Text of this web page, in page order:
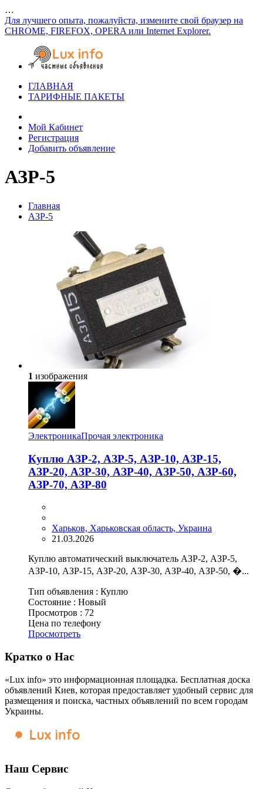
…
Для лучшего опыта, пожалуйста, измените свой браузер на
CHROME, FIREFOX, OPERA или Internet Explorer.
ГЛАВНАЯ
ТАРИФНЫЕ ПАКЕТЫ
Мой Кабинет
Регистрация
Добавить объявление
АЗР-5
Главная
АЗР-5
1 изображения
ЭлектроникаПрочая электроника
Куплю АЗР-2, АЗР-5, АЗР-10, АЗР-15,
АЗР-20, АЗР-30, АЗР-40, АЗР-50, АЗР-60,
АЗР-70, АЗР-80
Харьков, Харьковская область, Украина
21.03.2026
Куплю автоматический выключатель АЗР-2, АЗР-5,
АЗР-10, АЗР-15, АЗР-20, АЗР-30, АЗР-40, АЗР-50, �...
Тип объявления : Куплю
Состояние : Новый
Просмотров : 72
Цена по телефону
Просмотреть
Кратко о Нас
«Lux info» это информационная площадка. Бесплатная доска
объявлений Киев, которая предоставляет удобный сервис для
размещения и поиска, частных объявлений по всем городам
Украины.
Наш Сервис